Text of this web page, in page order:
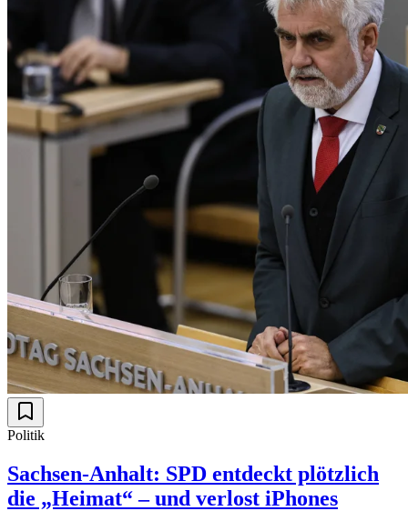
Politik
Sachsen-Anhalt: SPD entdeckt plötzlich
die „Heimat“ – und verlost iPhones